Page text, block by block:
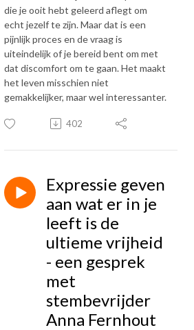
die je ooit hebt geleerd aflegt om
echt jezelf te zijn. Maar dat is een
pijnlijk proces en de vraag is
uiteindelijk of je bereid bent om met
dat discomfort om te gaan. Het maakt
het leven misschien niet
gemakkelijker, maar wel interessanter.
402
Expressie geven
aan wat er in je
leeft is de
ultieme vrijheid
- een gesprek
met
stembevrijder
Anna Fernhout